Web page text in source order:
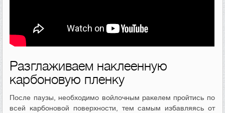
Разглаживаем наклеенную
карбоновую пленку
После паузы, необходимо войлочным ракелем пройтись по
всей карбоновой поверхности, тем самым избавляясь от